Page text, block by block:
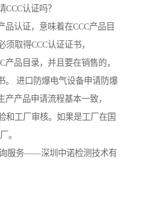
CCC认证吗？
品认证，意味着在CCC产品目
取得CCC认证证书，
产品目录，并且要在销售的，
。 进口防爆电气设备申请防爆
产产品申请流程基本一致，
和工厂审核。如果是工厂在国
。
询服务——深圳中诺检测技术有